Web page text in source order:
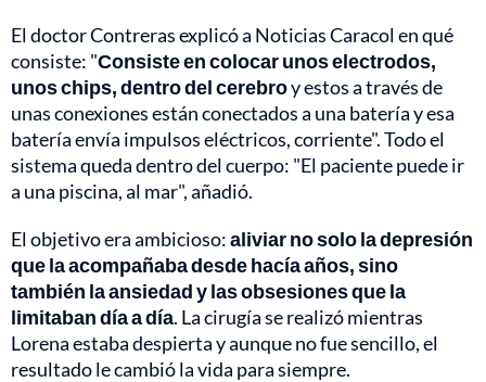
El doctor Contreras explicó a Noticias Caracol en qué
consiste: "Consiste en colocar unos electrodos,
unos chips, dentro del cerebroy estos a través de
unas conexiones están conectados a una batería y esa
batería envía impulsos eléctricos, corriente". Todo el
sistema queda dentro del cuerpo: "El paciente puede ir
a una piscina, al mar", añadió.
El objetivo era ambicioso:aliviar no solo la depresión
que la acompañaba desde hacía años, sino
también la ansiedad y las obsesiones que la
limitaban día a día. La cirugía se realizó mientras
Lorena estaba despierta y aunque no fue sencillo, el
resultado le cambió la vida para siempre.